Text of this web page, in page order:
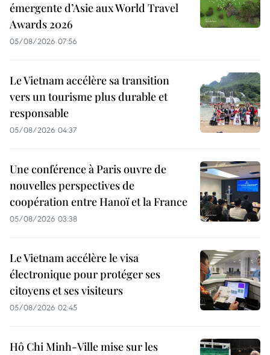
émergente d’Asie aux World Travel
Awards 2026
05/08/2026 07:56
Le Vietnam accélère sa transition
vers un tourisme plus durable et
responsable
05/08/2026 04:37
Une conférence à Paris ouvre de
nouvelles perspectives de
coopération entre Hanoï et la France
05/08/2026 03:38
Le Vietnam accélère le visa
électronique pour protéger ses
citoyens et ses visiteurs
05/08/2026 02:45
Hô Chi Minh-Ville mise sur les